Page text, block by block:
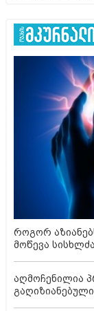
როგორ
მოწევა
აღმოჩენილია